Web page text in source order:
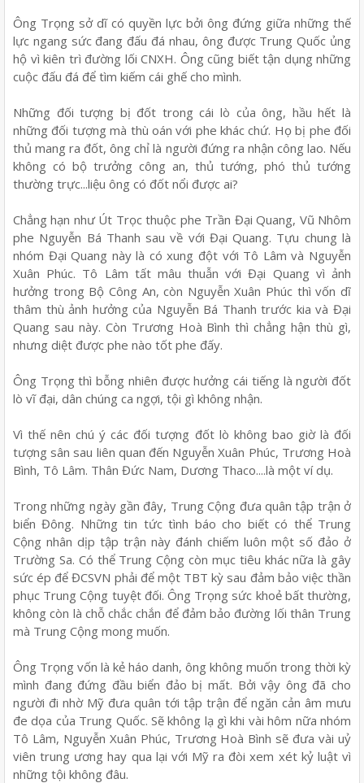
Ông Trọng sở dĩ có quyền lực bởi ông đứng giữa những thế
lực ngang sức đang đấu đá nhau, ông được Trung Quốc ủng
hộ vì kiên trì đường lối CNXH. Ông cũng biết tận dụng những
cuộc đấu đá để tìm kiếm cái ghế cho mình.
Những đối tượng bị đốt trong cái lò của ông, hầu hết là
những đối tượng mà thù oán với phe khác chứ. Họ bị phe đối
thủ mang ra đốt, ông chỉ là người đứng ra nhận công lao. Nếu
không có bộ trưởng công an, thủ tướng, phó thủ tướng
thường trực...liệu ông có đốt nổi được ai?
Chẳng hạn như Út Trọc thuộc phe Trần Đại Quang, Vũ Nhôm
phe Nguyễn Bá Thanh sau về với Đại Quang. Tựu chung là
nhóm Đại Quang này là có xung đột với Tô Lâm và Nguyễn
Xuân Phúc. Tô Lâm tất mâu thuẫn với Đại Quang vì ảnh
hưởng trong Bộ Công An, còn Nguyễn Xuân Phúc thì vốn dĩ
thâm thù ảnh hưởng của Nguyễn Bá Thanh trước kia và Đại
Quang sau này. Còn Trương Hoà Bình thì chẳng hận thù gì,
nhưng diệt được phe nào tốt phe đấy.
Ông Trọng thì bỗng nhiên được hưởng cái tiếng là người đốt
lò vĩ đại, dân chúng ca ngợi, tội gì không nhận.
Vì thế nên chú ý các đối tượng đốt lò không bao giờ là đối
tượng sân sau liên quan đến Nguyễn Xuân Phúc, Trương Hoà
Bình, Tô Lâm. Thân Đức Nam, Dương Thaco....là một ví dụ.
Trong những ngày gần đây, Trung Cộng đưa quân tập trận ở
biển Đông. Những tin tức tình báo cho biết có thể Trung
Cộng nhân dịp tập trận này đánh chiếm luôn một số đảo ở
Trường Sa. Có thể Trung Cộng còn mục tiêu khác nữa là gây
sức ép để ĐCSVN phải để một TBT kỳ sau đảm bảo việc thần
phục Trung Cộng tuyệt đối. Ông Trọng sức khoẻ bất thường,
không còn là chỗ chắc chắn để đảm bảo đường lối thân Trung
mà Trung Cộng mong muốn.
Ông Trọng vốn là kẻ háo danh, ông không muốn trong thời kỳ
mình đang đứng đầu biển đảo bị mất. Bởi vậy ông đã cho
người đi nhờ Mỹ đưa quân tới tập trận để ngăn cản âm mưu
đe dọa của Trung Quốc. Sẽ không lạ gì khi vài hôm nữa nhóm
Tô Lâm, Nguyễn Xuân Phúc, Trương Hoà Bình sẽ đưa vài uỷ
viên trung ương hay qua lại với Mỹ ra đòi xem xét kỷ luật vì
những tội không đâu.